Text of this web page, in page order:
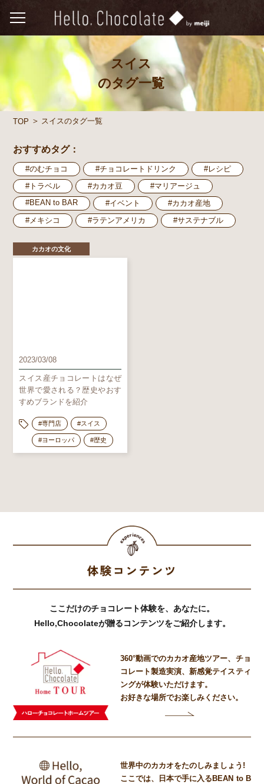
スイス
のタグ一覧
TOP スイスのタグ一覧
おすすめタグ：
#のむチョコ #チョコレートドリンク
#レシピ
#トラベル
#カカオ豆
#マリアージュ
#BEAN to BAR
#イベント
#カカオ産地
#メキシコ
#ラテンアメリカ #サステナブル
カカオの文化
2023/03/08
スイス産チョコレートはなぜ
世界で愛される？歴史やおす
すめブランドを紹介
#専門店 #スイス
#ヨーロッパ #歴史
ここだけのチョコレート体験を、あなたに。
Hello,Chocolateが贈るコンテンツをご紹介します。
360°動画でのカカオ産地ツアー、 チョ
コレート製造実演、新感覚テイスティ
ングが体験いただけます。
お好きな場所でお楽しみください。
世界中のカカオをたのしみましょう!
ここでは、日本で手に入るBEAN to B